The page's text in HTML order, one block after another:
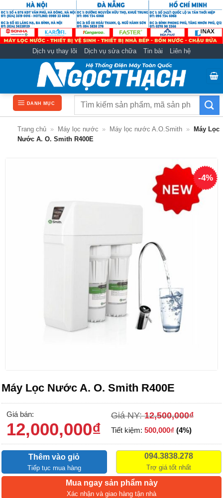
qua
nội
dung
Dịch vụ thay lõi Dịch vụ sửa chữa Tin bài Liên hệ
DANH MỤC
Tìm
Trang chủ » Máy lọc nước » Máy lọc nước A.O.Smith »
Máy Lọc
Nước A. O. Smith R400E
-4%
Máy Lọc Nước A. O. Smith R400E
Giá bán:
12,000,000₫
Giá NY:12,500,000₫
Tiết kiệm: 500,000₫ (4%)
Thêm vào giỏ
Tiếp tục mua hàng
094.3838.278
Trợ giá tốt nhất
Mua ngay sản phẩm này
Xác nhận và giao hàng tận nhà